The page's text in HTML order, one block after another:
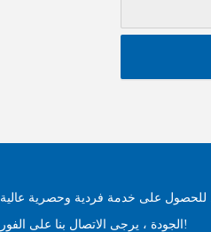
للحصول على خدمة فردية وحصرية عالية
الجودة ، يرجى الاتصال بنا على الفور!